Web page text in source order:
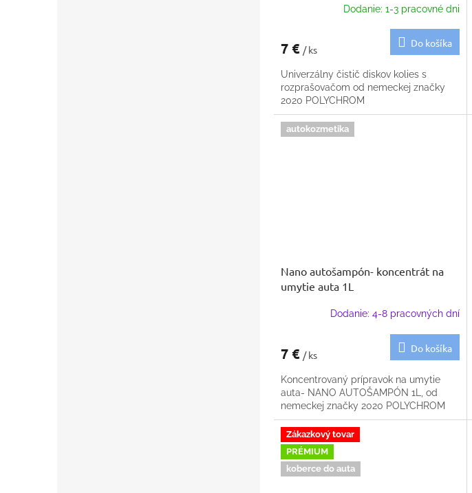
Dodanie: 1-3 pracovné dni
7 € / ks
Do košíka
Univerzálny čistič diskov kolies s
rozprašovačom od nemeckej značky
2020 POLYCHROM
autokozmetika
Nano autošampón- koncentrát na
umytie auta 1L
Dodanie: 4-8 pracovných dní
7 € / ks
Do košíka
Koncentrovaný prípravok na umytie
auta- NANO AUTOŠAMPÓN 1L, od
nemeckej značky 2020 POLYCHROM
Zákazkový tovar
PRÉMIUM
koberce do auta